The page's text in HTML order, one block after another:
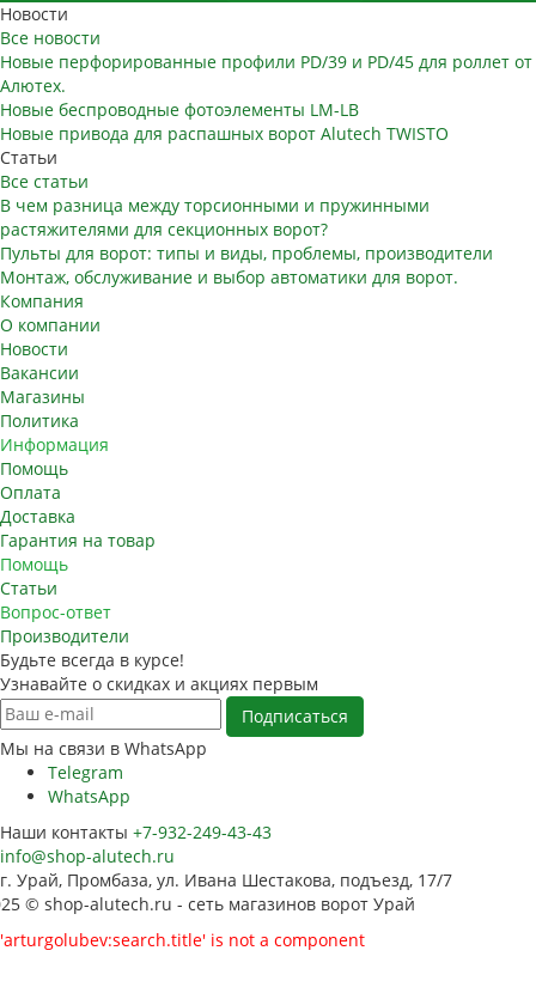
Новости
Все новости
Новые перфорированные профили PD/39 и PD/45 для роллет от
Алютех.
Новые беспроводные фотоэлементы LM-LB
Новые привода для распашных ворот Alutech TWISTO
Статьи
Все статьи
В чем разница между торсионными и пружинными
растяжителями для секционных ворот?
Пульты для ворот: типы и виды, проблемы, производители
Монтаж, обслуживание и выбор автоматики для ворот.
Компания
О компании
Новости
Вакансии
Магазины
Политика
Информация
Помощь
Оплата
Доставка
Гарантия на товар
Помощь
Статьи
Вопрос-ответ
Производители
Будьте всегда в курсе!
Узнавайте о скидках и акциях первым
Мы на связи в WhatsApp
Telegram
WhatsApp
Наши контакты +7-932-249-43-43
info@shop-alutech.ru
г. Урай, Промбаза, ул. Ивана Шестакова, подъезд, 17/7
© shop-alutech.ru - сеть магазинов ворот Урай
'arturgolubev:search.title' is not a component